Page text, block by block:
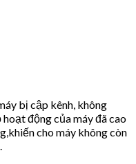
bị cập kênh, không
động của máy đã cao
cho máy không còn